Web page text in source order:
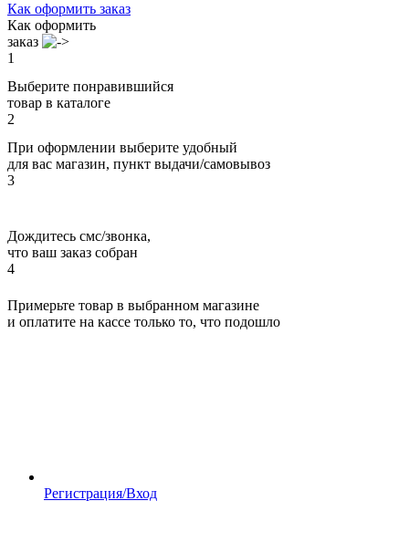
Как оформить заказ
Как оформить
заказ
1
Выберите понравившийся
товар в каталоге
2
При оформлении выберите удобный
для вас магазин, пункт выдачи/самовывоз
3
Дождитесь смс/звонка,
что ваш заказ собран
4
Примерьте товар в выбранном магазине
и оплатите на кассе только то, что подошло
Регистрация/Вход